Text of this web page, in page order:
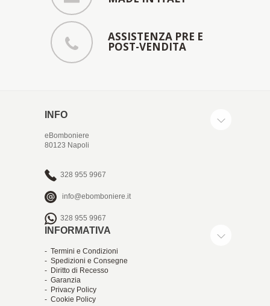
ASSISTENZA PRE E
POST-VENDITA
INFO
eBomboniere
80123 Napoli
328 955 9967
info@ebomboniere.it
328 955 9967
INFORMATIVA
- Termini e Condizioni
- Spedizioni e Consegne
- Diritto di Recesso
- Garanzia
- Privacy Policy
- Cookie Policy